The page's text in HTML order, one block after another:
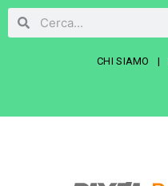
Vai
Cerca Cerca
CHI SIAMO |